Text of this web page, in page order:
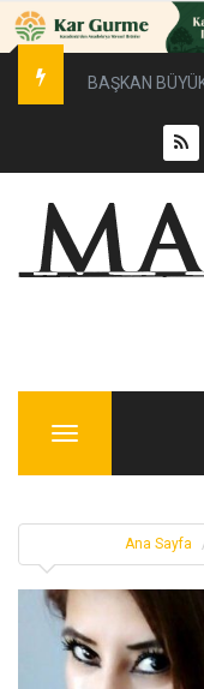
BAŞKAN
Menu
Ana Sayfa